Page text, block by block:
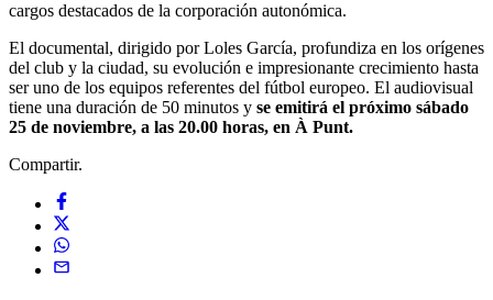
cargos destacados de la corporación autonómica.
El documental, dirigido por Loles García, profundiza en los orígenes
del club y la ciudad, su evolución e impresionante crecimiento hasta
ser uno de los equipos referentes del fútbol europeo. El audiovisual
tiene una duración de 50 minutos y se emitirá el próximo sábado
25 de noviembre, a las 20.00 horas, en À Punt.
Compartir.